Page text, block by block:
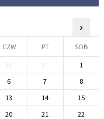
›
CZW PT SOB
30 31
1
6 7
8
13 14
15
20 21
22